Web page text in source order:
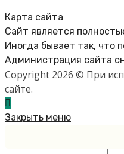
Карта сайта
Сайт является
Иногда бывает так, что
Администрация сайта
Copyright 2026 © При
сайте.
Закрыть меню